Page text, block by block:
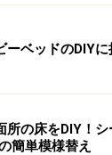
ーベッドのDIY
所の床をDIY！
簡単模様替え